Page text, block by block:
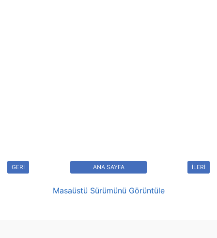
GERİ İLERİ
ANA SAYFA
Masaüstü Sürümünü Görüntüle